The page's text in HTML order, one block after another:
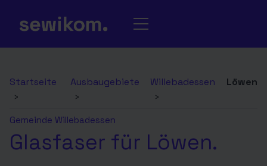
Startseite
›
Ausbaugebiete
›
Willebadessen
›
Löwen
Gemeinde Willebadessen
Glasfaser für Löwen.